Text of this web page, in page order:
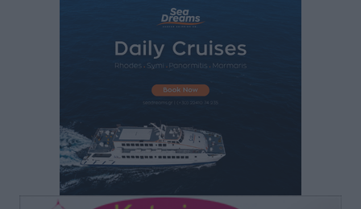
Δυνάμεις στη νήσο Ρω
34.000 αναχωρούν σήμερα μόνο από τον Πειραιά
Ειδήσεις• πριν 7 ώρες
Μόνιμες θέσεις στους παιδικούς σταθμούς: Οι